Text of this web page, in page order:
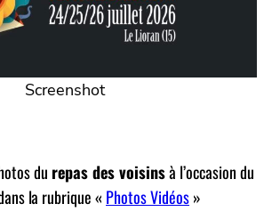
Screenshot
du repas des voisinsà l’occasion du
la rubrique « Photos Vidéos»